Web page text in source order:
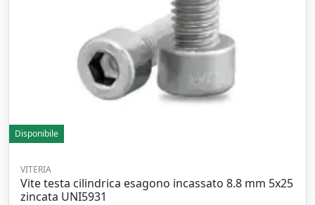
Disponibile
VITERIA
Vite testa cilindrica esagono incassato 8.8 mm 5x25
zincata UNI5931